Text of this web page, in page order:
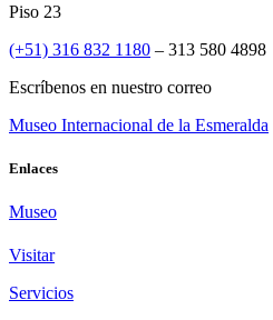
Piso 23
(+51) 316 832 1180 – 313 580 4898
Escríbenos en nuestro correo
Museo Internacional de la Esmeralda
Enlaces
Museo
Visitar
Servicios